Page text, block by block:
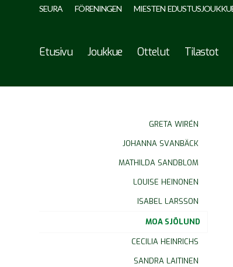
SEURA FÖRENINGEN MIESTEN
Etusivu Joukkue Ottelut Tilastot
GRETA WIRÉN
JOHANNA SVANBÄCK
MATHILDA SANDBLOM
LOUISE HEINONEN
ISABEL LARSSON
MOA SJÖLUND
CECILIA HEINRICHS
SANDRA LAITINEN